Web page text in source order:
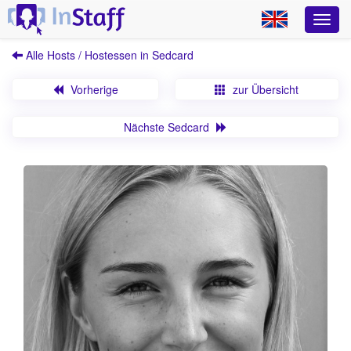
Alle Hosts / Hostessen in Sedcard
Vorherige zur Übersicht
Nächste Sedcard